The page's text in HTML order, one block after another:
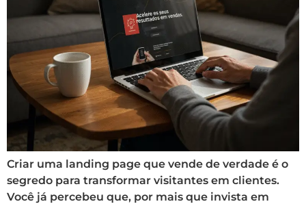
Criar uma landing page que vende de verdade é o
segredo para transformar visitantes em clientes.
Você já percebeu que, por mais que invista em